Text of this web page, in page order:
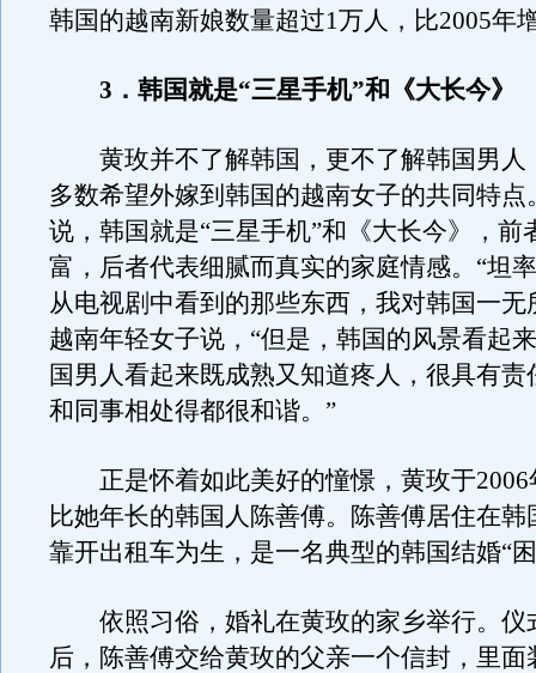
韩国的越南新娘数量超过1万人，比2005年
3．韩国就是“三星手机”和《大长今》
黄玫并不了解韩国，更不了解韩国男人
多数希望外嫁到韩国的越南女子的共同特点
说，韩国就是“三星手机”和《大长今》，前
富，后者代表细腻而真实的家庭情感。“坦
从电视剧中看到的那些东西，我对韩国一无
越南年轻女子说，“但是，韩国的风景看起
国男人看起来既成熟又知道疼人，很具有责
和同事相处得都很和谐。”
正是怀着如此美好的憧憬，黄玫于2006
比她年长的韩国人陈善傅。陈善傅居住在韩
靠开出租车为生，是一名典型的韩国结婚“
依照习俗，婚礼在黄玫的家乡举行。仪
后，陈善傅交给黄玫的父亲一个信封，里面